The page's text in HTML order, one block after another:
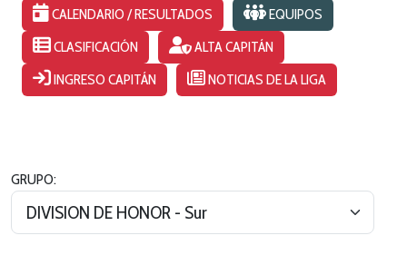
CALENDARIO / RESULTADOS
EQUIPOS
CLASIFICACIÓN
ALTA CAPITÁN
INGRESO CAPITÁN
NOTICIAS DE LA LIGA
GRUPO: